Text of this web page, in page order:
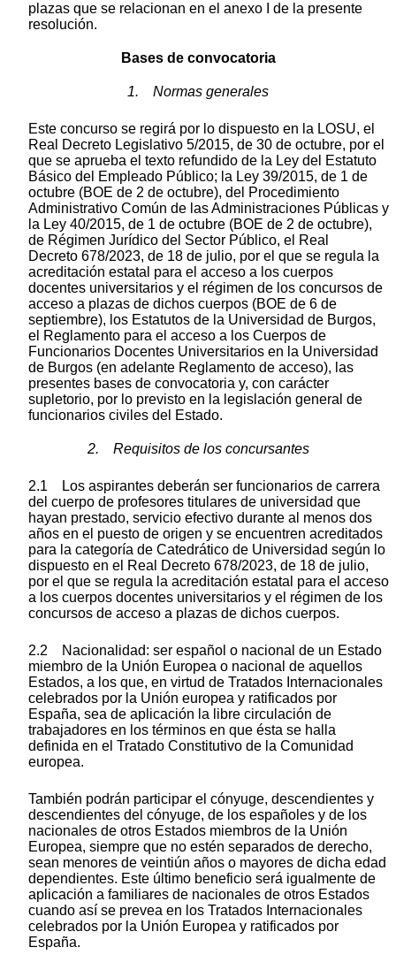
plazas que se relacionan en el anexo I de la presente
resolución.
Bases de convocatoria
1. Normas generales
Este concurso se regirá por lo dispuesto en la LOSU, el
Real Decreto Legislativo 5/2015, de 30 de octubre, por el
que se aprueba el texto refundido de la Ley del Estatuto
Básico del Empleado Público; la Ley 39/2015, de 1 de
octubre (BOE de 2 de octubre), del Procedimiento
Administrativo Común de las Administraciones Públicas y
la Ley 40/2015, de 1 de octubre (BOE de 2 de octubre),
de Régimen Jurídico del Sector Público, el Real
Decreto 678/2023, de 18 de julio, por el que se regula la
acreditación estatal para el acceso a los cuerpos
docentes universitarios y el régimen de los concursos de
acceso a plazas de dichos cuerpos (BOE de 6 de
septiembre), los Estatutos de la Universidad de Burgos,
el Reglamento para el acceso a los Cuerpos de
Funcionarios Docentes Universitarios en la Universidad
de Burgos (en adelante Reglamento de acceso), las
presentes bases de convocatoria y, con carácter
supletorio, por lo previsto en la legislación general de
funcionarios civiles del Estado.
2. Requisitos de los concursantes
2.1 Los aspirantes deberán ser funcionarios de carrera
del cuerpo de profesores titulares de universidad que
hayan prestado, servicio efectivo durante al menos dos
años en el puesto de origen y se encuentren acreditados
para la categoría de Catedrático de Universidad según lo
dispuesto en el Real Decreto 678/2023, de 18 de julio,
por el que se regula la acreditación estatal para el acceso
a los cuerpos docentes universitarios y el régimen de los
concursos de acceso a plazas de dichos cuerpos.
2.2 Nacionalidad: ser español o nacional de un Estado
miembro de la Unión Europea o nacional de aquellos
Estados, a los que, en virtud de Tratados Internacionales
celebrados por la Unión europea y ratificados por
España, sea de aplicación la libre circulación de
trabajadores en los términos en que ésta se halla
definida en el Tratado Constitutivo de la Comunidad
europea.
También podrán participar el cónyuge, descendientes y
descendientes del cónyuge, de los españoles y de los
nacionales de otros Estados miembros de la Unión
Europea, siempre que no estén separados de derecho,
sean menores de veintiún años o mayores de dicha edad
dependientes. Este último beneficio será igualmente de
aplicación a familiares de nacionales de otros Estados
cuando así se prevea en los Tratados Internacionales
celebrados por la Unión Europea y ratificados por
España.